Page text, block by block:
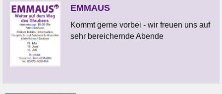
EMMAUS
Kommt gerne vorbei - wir freuen uns auf
sehr bereichernde Abende